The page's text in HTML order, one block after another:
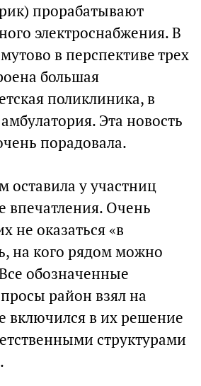
прорабатывают
электроснабжения. В
в перспективе трех
большая
поликлиника, в
Эта новость
порадовала.
оставила у участниц
впечатления. Очень
не оказаться «в
на кого рядом можно
обозначенные
район взял на
включился в их решение
структурами